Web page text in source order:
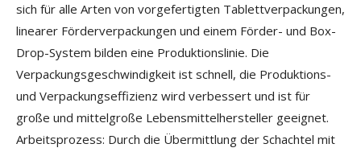
sich für alle Arten von vorgefertigten Tablettverpackungen,
linearer Förderverpackungen und einem Förder- und Box-
Drop-System bilden eine Produktionslinie. Die
Verpackungsgeschwindigkeit ist schnell, die Produktions-
und Verpackungseffizienz wird verbessert und ist für
große und mittelgroße Lebensmittelhersteller geeignet.
Arbeitsprozess: Durch die Übermittlung der Schachtel mit